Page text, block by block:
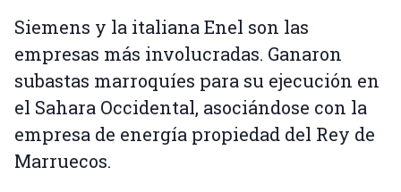
Siemens y la italiana Enel son las
empresas más involucradas. Ganaron
subastas marroquíes para su ejecución en
el Sahara Occidental, asociándose con la
empresa de energía propiedad del Rey de
Marruecos.